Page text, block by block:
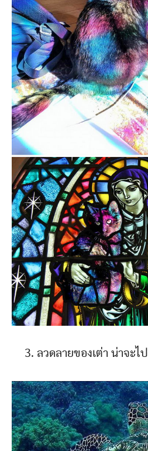
3. ลวดลายของเต่า น่าจะ